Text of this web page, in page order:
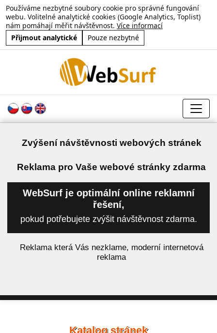
Používáme nezbytné soubory cookie pro správné fungování
webu. Volitelné analytické cookies (Google Analytics, Toplist)
nám pomáhají měřit návštěvnost. Více informací
Přijmout analytické
Pouze nezbytné
Zvýšení návštěvnosti webových stránek
Reklama pro Vaše webové stránky zdarma
WebSurf je optimální online reklamní
řešení,
pokud potřebujete zvýšit návštěvnost zdarma.
Reklama která Vás nezklame, moderní internetová
reklama
Katalog stránek